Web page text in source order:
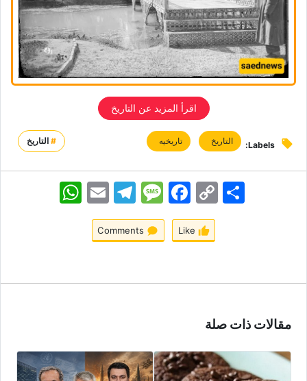
اقرأ المزید عن التاریخ
Labels: التاریخ تاریخیه #التاريخ
WhatsApp EmailTelegramMessageFacebook Copy
Link
اشتراک
Like
Comments
مقالات ذات صلة